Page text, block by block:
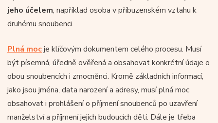
jeho účelem, například osoba v příbuzenském vztahu k
druhému snoubenci.
Plná mocje klíčovým dokumentem celého procesu. Musí
být písemná, úředně ověřená a obsahovat konkrétní údaje o
obou snoubencích i zmocněnci. Kromě základních informací,
jako jsou jména, data narození a adresy, musí plná moc
obsahovat i prohlášení o příjmení snoubenců po uzavření
manželství a příjmení jejich budoucích dětí. Dále je třeba